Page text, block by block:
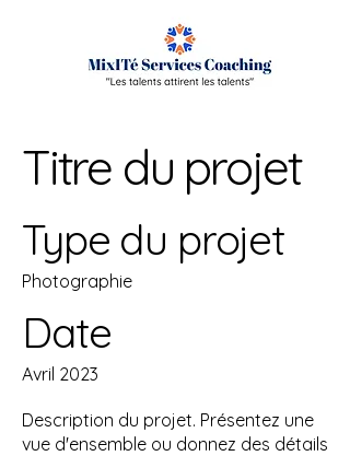
Titre du projet
Type du projet
Photographie
Date
Avril 2023
Description du projet. Présentez une
vue d'ensemble ou donnez des détails